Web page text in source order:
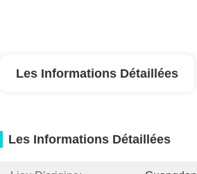
Les Informations Détaillées
Les Informations Détaillées